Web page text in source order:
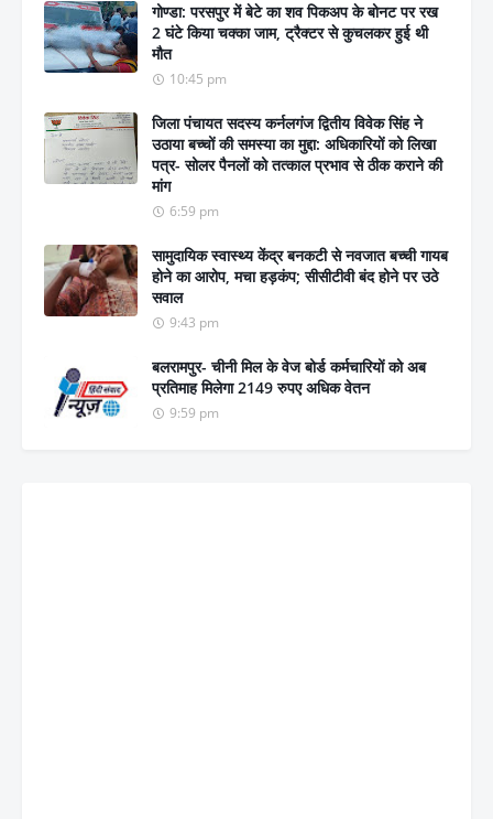
गोण्डा: परसपुर में बेटे का शव पिकअप के बोनट पर रख
2 घंटे किया चक्का जाम, ट्रैक्टर से कुचलकर हुई थी
मौत
10:45 pm
जिला पंचायत सदस्य कर्नलगंज द्वितीय विवेक सिंह ने
उठाया बच्चों की समस्या का मुद्दा: अधिकारियों को लिखा
पत्र- सोलर पैनलों को तत्काल प्रभाव से ठीक कराने की
मांग
6:59 pm
सामुदायिक स्वास्थ्य केंद्र बनकटी से नवजात बच्ची गायब
होने का आरोप, मचा हड़कंप; सीसीटीवी बंद होने पर उठे
सवाल
9:43 pm
बलरामपुर- चीनी मिल के वेज बोर्ड कर्मचारियों को अब
प्रतिमाह मिलेगा 2149 रुपए अधिक वेतन
9:59 pm